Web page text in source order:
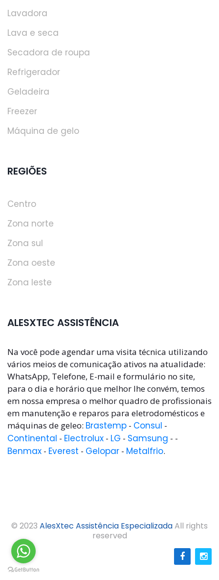
Lavadora
Lava e seca
Secadora de roupa
Refrigerador
Geladeira
Freezer
Máquina de gelo
REGIÕES
Centro
Zona norte
Zona sul
Zona oeste
Zona leste
ALESXTEC ASSISTÊNCIA
Na você pode agendar uma visita técnica utilizando
vários meios de comunicação ativos na atualidade:
WhatsApp, Telefone, E-mail e formulário no site,
para o dia e horário que melhor lhe convém, temos
em nossa empresa o melhor quadro de profissionais
em manutenção e reparos para eletrodomésticos e
máquinas de geleo: Brastemp - Consul -
Continental - Electrolux - LG - Samsung - -
Benmax - Everest - Gelopar - Metalfrio.
© 2023 AlesXtec Assistência EspecializadaAll rights
reserved